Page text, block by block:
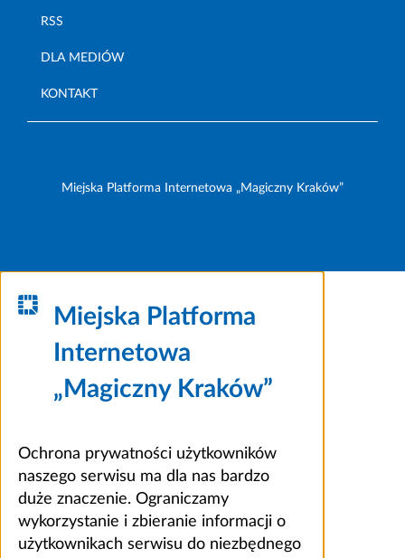
RSS
DLA MEDIÓW
KONTAKT
Miejska Platforma Internetowa „Magiczny Kraków”
Miejska Platforma
Internetowa
„Magiczny Kraków”
Ochrona prywatności użytkowników
naszego serwisu ma dla nas bardzo
duże znaczenie. Ograniczamy
wykorzystanie i zbieranie informacji o
użytkownikach serwisu do niezbędnego